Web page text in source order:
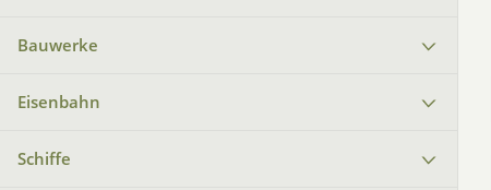
Bauwerke
Eisenbahn
Schiffe